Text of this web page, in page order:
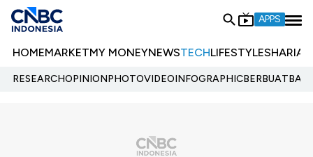
APPS
HOMEMARKETMY MONEYNEWSTECHLIFESTYLESHARIA
RESEARCHOPINIONPHOTOVIDEOINFOGRAPHIC